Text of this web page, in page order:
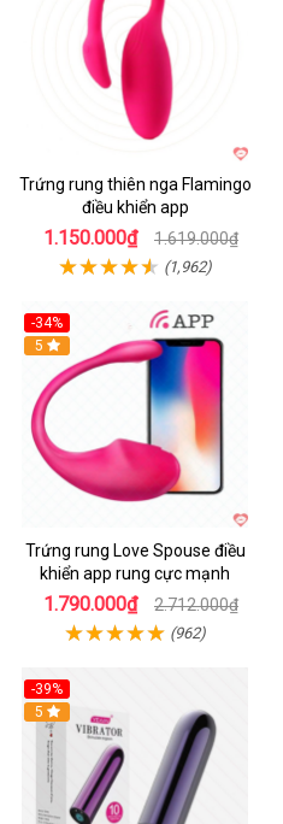
Trứng rung thiên nga Flamingo
điều khiển app
1.150.000₫ 1.619.000₫
(1,962)
-34%
5
Trứng rung Love Spouse điều
khiển app rung cực mạnh
1.790.000₫ 2.712.000₫
(962)
-39%
Hot
5